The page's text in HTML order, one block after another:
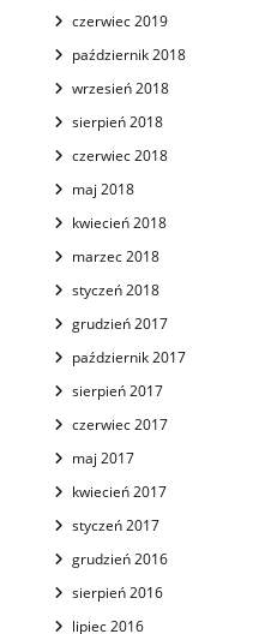
czerwiec 2019
październik 2018
wrzesień 2018
sierpień 2018
czerwiec 2018
maj 2018
kwiecień 2018
marzec 2018
styczeń 2018
grudzień 2017
październik 2017
sierpień 2017
czerwiec 2017
maj 2017
kwiecień 2017
styczeń 2017
grudzień 2016
sierpień 2016
lipiec 2016